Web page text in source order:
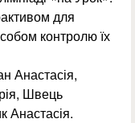
для
контролю їх
Анастасія,
Швець
Анастасія.